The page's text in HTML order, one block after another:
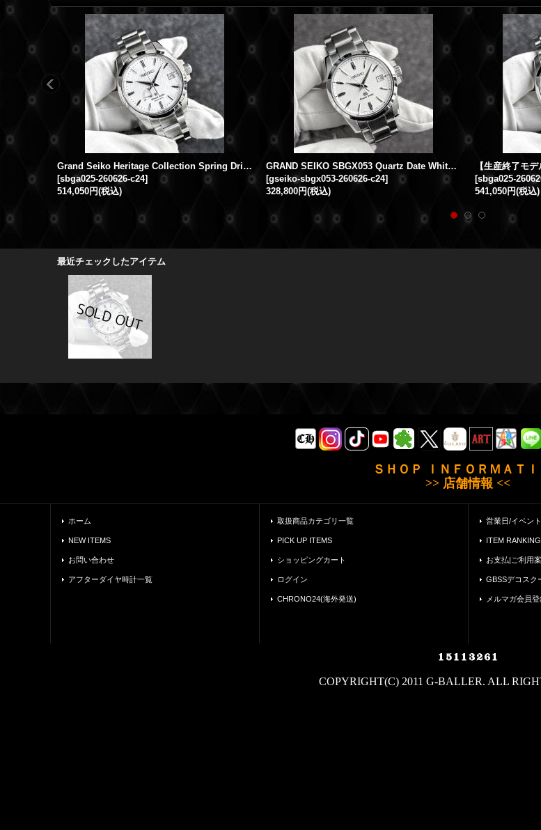
Grand Seiko Heritage Collection Spring Drive Power Reserve Date SBGA025 White Dial
[sbga025-260626-c24]
514,050円(税込)
GRAND SEIKO SBGX053 Quartz Date White Guilloche Dial 9F62-0AA1
[gseiko-sbgx053-260626-c24]
328,800円(税込)
[sbga025-
541,050円(税込)
最近チェックしたアイテム
ＳＨＯＰ ＩＮＦＯＲＭＡＴＩ
>> 店舗情報 <<
ホーム
NEW ITEMS
お問い合わせ
アフターダイヤ時計一覧
取扱商品カテゴリ一覧
PICK UP ITEMS
ショッピングカート
ログイン
CHRONO24(海外発送)
営業日/イベン
ITEM RANKING
お支払|ご利用
GBSSデコスク
メルマガ会員
COPYRIGHT(C) 2011 G-BALLER. ALL